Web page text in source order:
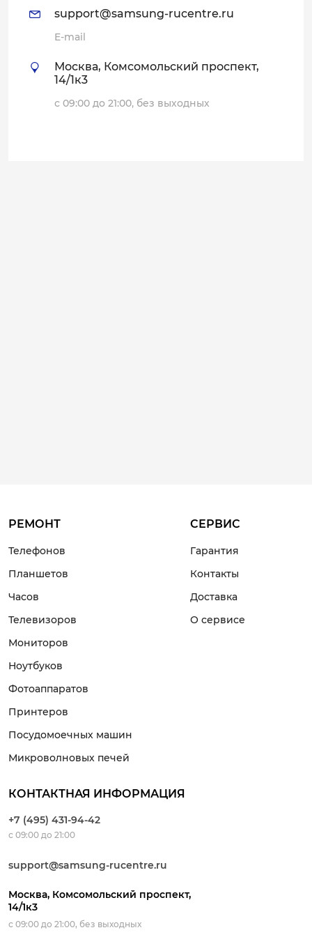
support@samsung-rucentre.ru
E-mail
Москва, Комсомольский проспект,
14/1к3
с 09:00 до 21:00, без выходных
РЕМОНТ
Телефонов
Планшетов
Часов
Телевизоров
Мониторов
Ноутбуков
Фотоаппаратов
Принтеров
Посудомоечных машин
Микроволновых печей
СЕРВИС
Гарантия
Контакты
Доставка
О сервисе
КОНТАКТНАЯ ИНФОРМАЦИЯ
+7 (495) 431-94-42
с 09:00 до 21:00
support@samsung-rucentre.ru
Москва, Комсомольский проспект,
14/1к3
с 09:00 до 21:00, без выходных